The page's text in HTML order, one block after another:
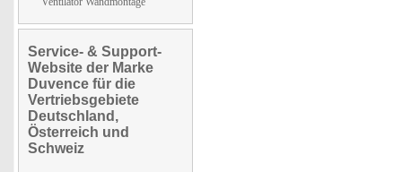
Service- & Support-
Website der Marke
Duvence für die
Vertriebsgebiete
Deutschland,
Österreich und
Schweiz